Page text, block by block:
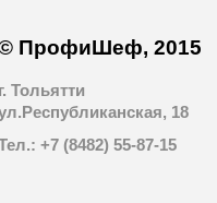
ПрофиШеф, 2015
г. Тольятти
18
+7 (8482) 55-87-15